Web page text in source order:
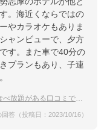
。海近くならではの
やカラオケもありま
ャンビューで、夕方
す。また車で40分の
プランもあり、子連
る口コミでおすすめのホテル
答（投稿日：2023/10/16）